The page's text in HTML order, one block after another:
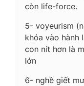
còn life-force.
5- voyeurism
khóa vào hành
con nít hơn là
lớn
6- nghề giết